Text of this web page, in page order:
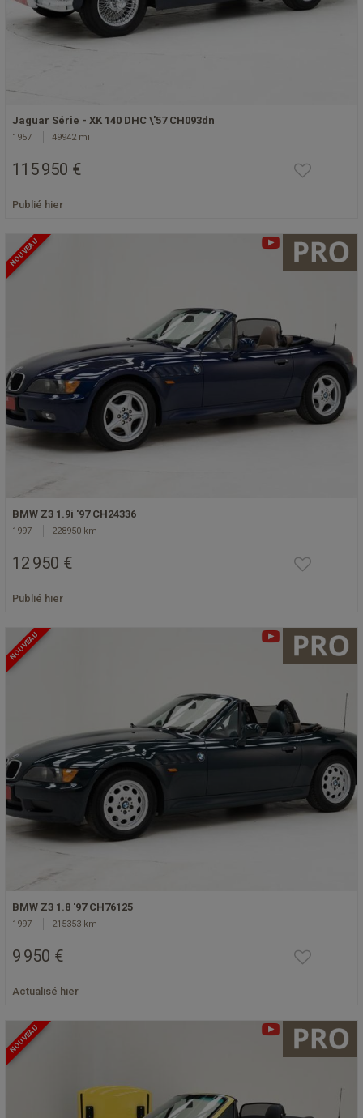
Jaguar Série - XK 140 DHC \'57 CH093dn
1957 49942 mi
115 950 €
Publié hier
NOUVEAU
BMW Z3 1.9i '97 CH24336
1997 228950 km
12 950 €
Publié hier
NOUVEAU
BMW Z3 1.8 '97 CH76125
1997 215353 km
9 950 €
Actualisé hier
NOUVEAU